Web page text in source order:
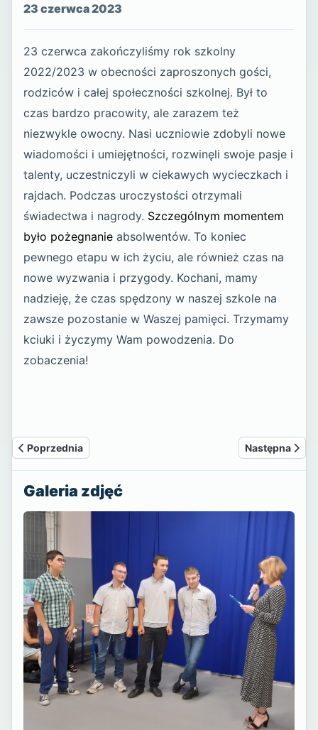
23 czerwca 2023
23 czerwca zakończyliśmy rok szkolny
2022/2023 w obecności zaproszonych gości,
rodziców i całej społeczności szkolnej. Był to
czas bardzo pracowity, ale zarazem też
niezwykle owocny. Nasi uczniowie zdobyli nowe
wiadomości i umiejętności, rozwinęli swoje pasje i
talenty, uczestniczyli w ciekawych wycieczkach i
rajdach. Podczas uroczystości otrzymali
świadectwa i nagrody. Szczególnym momentem
było pożegnanie absolwentów. To koniec
pewnego etapu w ich życiu, ale również czas na
nowe wyzwania i przygody. Kochani, mamy
nadzieję, że czas spędzony w naszej szkole na
zawsze pozostanie w Waszej pamięci. Trzymamy
kciuki i życzymy Wam powodzenia. Do
zobaczenia!
Poprzednia strona: Wakacyjne pozdrowienia
Poprzednia Następna
Następna
Galeria zdjęć